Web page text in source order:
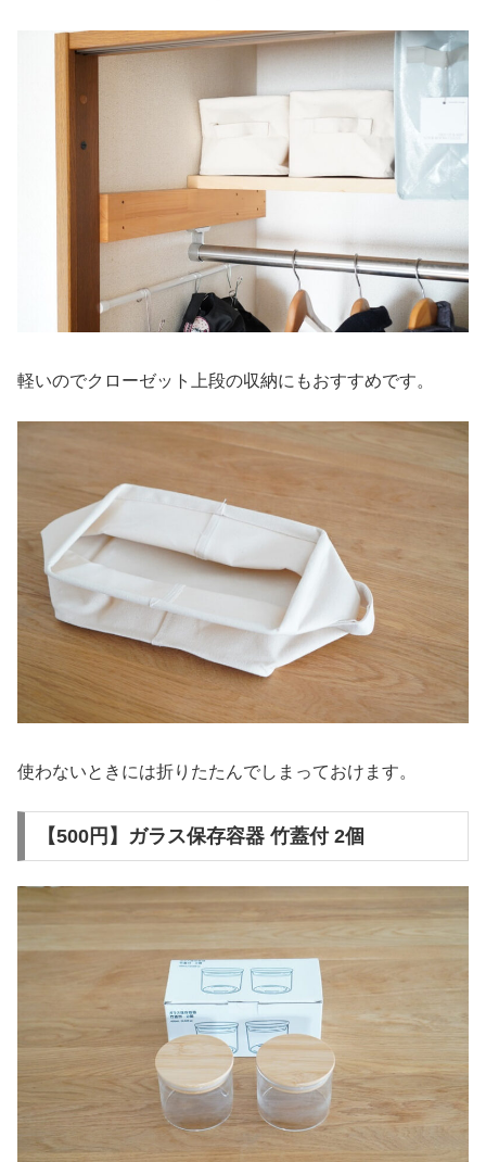
軽いのでクローゼット上段の収納にもおすすめです。
使わないときには折りたたんでしまっておけます。
【500円】ガラス保存容器 竹蓋付 2個